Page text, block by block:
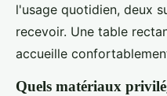
l'usage quotidien, deux
recevoir. Une table
accueille
Quels matériaux